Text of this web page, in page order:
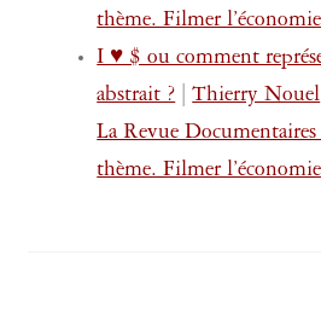
thème. Filmer l’économie
I ♥ $ ou comment
abstrait ?|Thierry Nouel
La Revue
thème. Filmer l’économie